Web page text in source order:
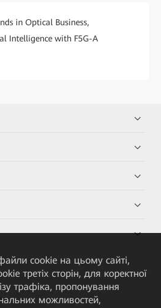
in Optical Business,
Intelligence with F5G-A
cookie на цьому сайті,
третіх сторін, для коректної
трафіка, пропонування
можливостей,